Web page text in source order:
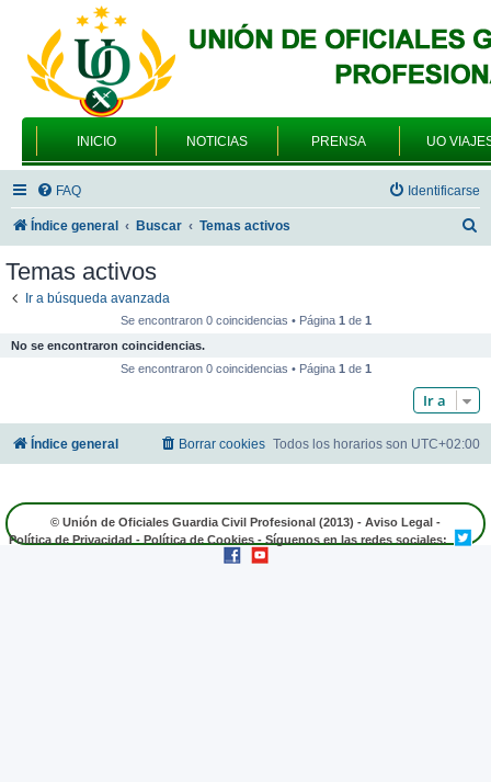
INICIO NOTICIAS PRENSA UO
FAQ Identificarse
Índice general Buscar Temas activos
Temas activos
Ir a búsqueda avanzada
Se encontraron 0 coincidencias • Página 1de 1
No se encontraron coincidencias.
Se encontraron 0 coincidencias • Página 1de 1
Ir a
Índice general Todos los horarios son UTC+02:00
Borrar cookies
© Unión de Oficiales Guardia Civil Profesional (2013) - Aviso Legal -
Política de Privacidad-Política de Cookies- Síguenos en las redes sociales: